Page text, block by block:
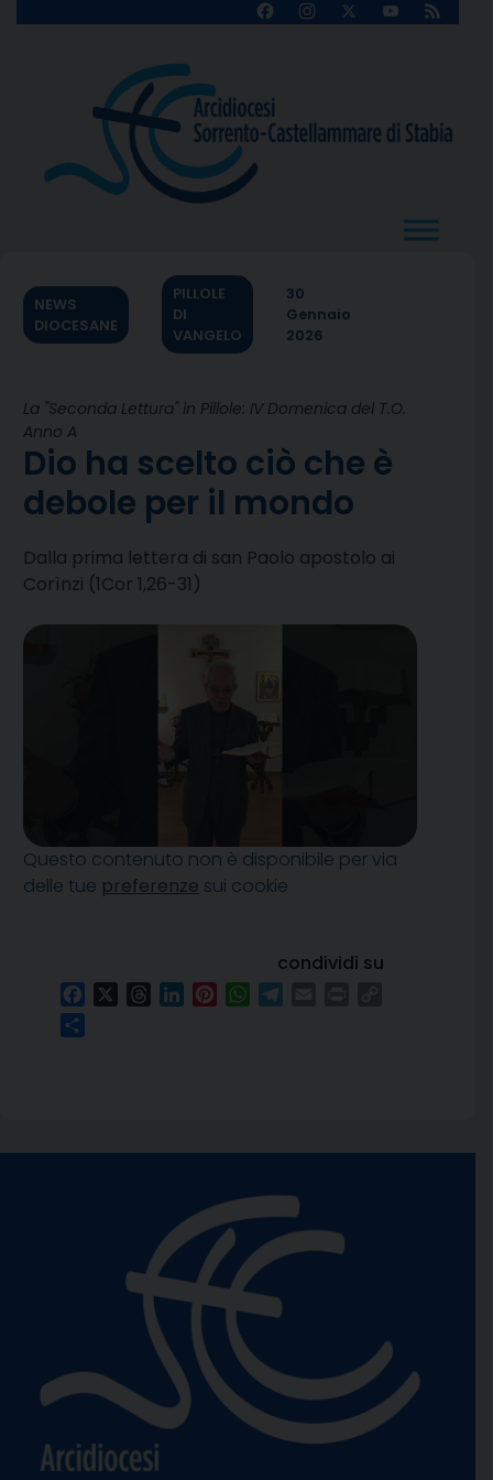
FacebookInstagram
X
YouTube
Feed
NEWS
DIOCESANE
PILLOLE
DI
VANGELO
30
Gennaio
2026
La "Seconda Lettura" in Pillole: IV Domenica del T.O.
Anno A
Dio ha scelto ciò che è
debole per il mondo
Dalla prima lettera di san Paolo apostolo ai
Corìnzi (1Cor 1,26-31)
Questo contenuto non è disponibile per via
delle tue preferenze sui cookie
condividi su
FacebookThreadsLinkedInPinterestWhatsApp